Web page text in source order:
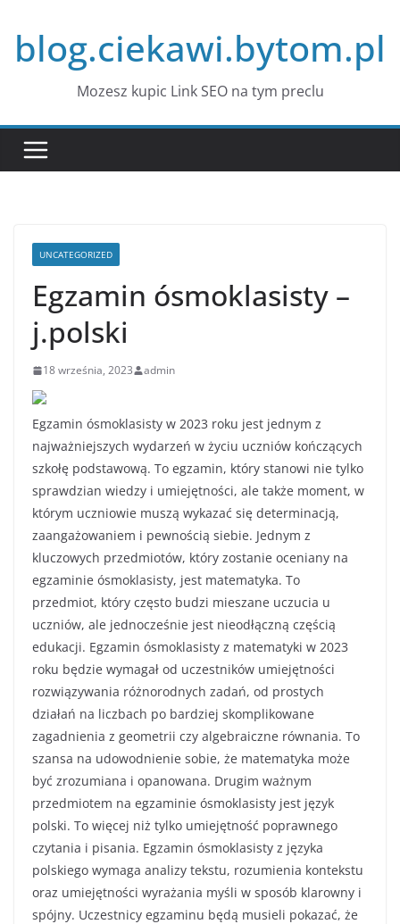
treściblog.ciekawi.bytom.pl
Mozesz kupic Link SEO na tym preclu
UNCATEGORIZED
Egzamin ósmoklasisty –
j.polski
18 września, 2023 admin
Egzamin ósmoklasisty w 2023 roku jest jednym z
najważniejszych wydarzeń w życiu uczniów kończących
szkołę podstawową. To egzamin, który stanowi nie tylko
sprawdzian wiedzy i umiejętności, ale także moment, w
którym uczniowie muszą wykazać się determinacją,
zaangażowaniem i pewnością siebie. Jednym z
kluczowych przedmiotów, który zostanie oceniany na
egzaminie ósmoklasisty, jest matematyka. To
przedmiot, który często budzi mieszane uczucia u
uczniów, ale jednocześnie jest nieodłączną częścią
edukacji. Egzamin ósmoklasisty z matematyki w 2023
roku będzie wymagał od uczestników umiejętności
rozwiązywania różnorodnych zadań, od prostych
działań na liczbach po bardziej skomplikowane
zagadnienia z geometrii czy algebraiczne równania. To
szansa na udowodnienie sobie, że matematyka może
być zrozumiana i opanowana. Drugim ważnym
przedmiotem na egzaminie ósmoklasisty jest język
polski. To więcej niż tylko umiejętność poprawnego
czytania i pisania. Egzamin ósmoklasisty z języka
polskiego wymaga analizy tekstu, rozumienia kontekstu
oraz umiejętności wyrażania myśli w sposób klarowny i
spójny. Uczestnicy egzaminu będą musieli pokazać, że